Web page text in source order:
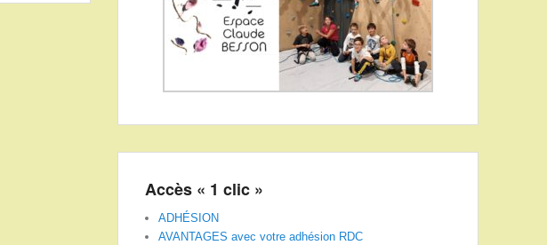
Accès « 1 clic »
ADHÉSION
AVANTAGES avec votre adhésion RDC